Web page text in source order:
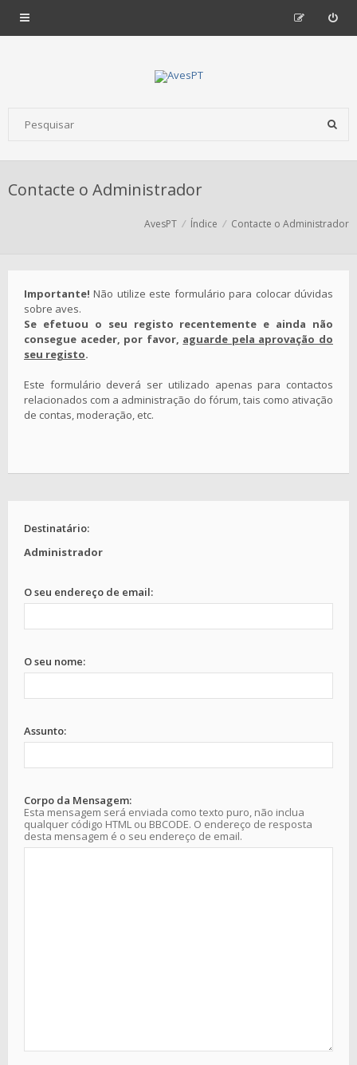
Contacte o Administrador
AvesPT Índice Contacte o Administrador
Importante! Não utilize este formulário para colocar dúvidas
sobre aves.
Se efetuou o seu registo recentemente e ainda não
consegue aceder, por favor, aguarde pela aprovação do
seu registo.
Este formulário deverá ser utilizado apenas para contactos
relacionados com a administração do fórum, tais como ativação
de contas, moderação, etc.
Destinatário:
Administrador
O seu endereço de email:
O seu nome:
Assunto:
Corpo da Mensagem:
Esta mensagem será enviada como texto puro, não inclua
qualquer código HTML ou BBCODE. O endereço de resposta
desta mensagem é o seu endereço de email.